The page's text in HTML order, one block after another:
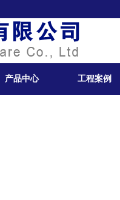
产品中心 工程案例